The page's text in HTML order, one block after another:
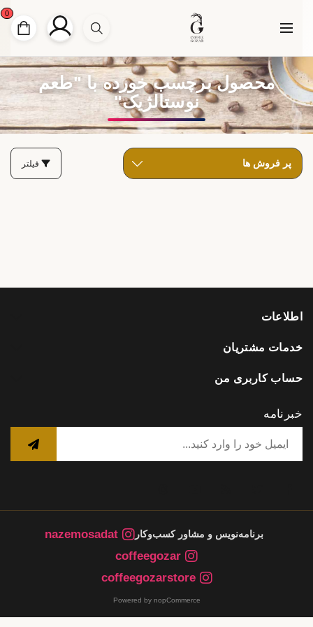
0
محصول برچسب خورده با "طعم
نوستالژیک"
فیلتر
اطلاعات
خدمات مشتریان
حساب کاربری من
خبرنامه
برنامه‌نویس و مشاور کسب‌وکار
nazemosadat
coffeegozar
coffeegozarstore
Powered by nopCommerce